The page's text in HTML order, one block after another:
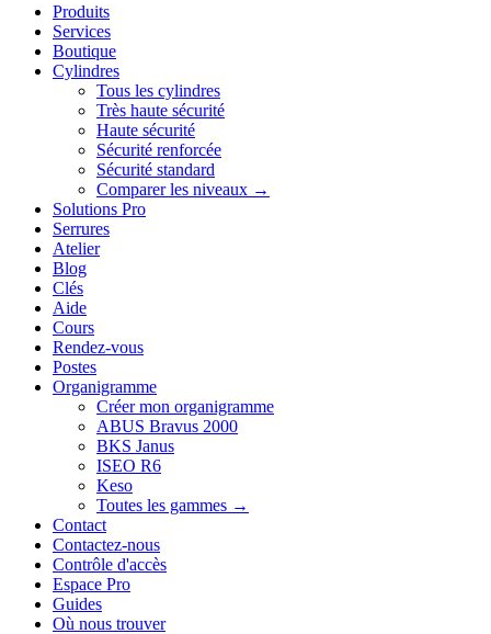
Produits
Services
Boutique
Cylindres
Tous les cylindres
Très haute sécurité
Haute sécurité
Sécurité renforcée
Sécurité standard
Comparer les niveaux →
Solutions Pro
Serrures
Atelier
Blog
Clés
Aide
Cours
Rendez-vous
Postes
Organigramme
Créer mon organigramme
ABUS Bravus 2000
BKS Janus
ISEO R6
Keso
Toutes les gammes →
Contact
Contactez-nous
Contrôle d'accès
Espace Pro
Guides
Où nous trouver